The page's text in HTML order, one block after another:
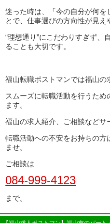
迷った時は、「今の自分が何を
とで、仕事選びの方向性が見え
“理想通り”にこだわりすぎず、
ることも大切です。
福山転職ポストマンでは福山の
スムーズに転職活動を行うた
ます。
福山の求人紹介、ご相談などサ
転職活動への不安をお持ちの
ませ。
ご相談は
084-999-4123
まで。